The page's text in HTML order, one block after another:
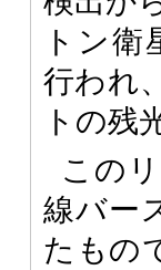
トン
行われ
トの残
この
線バー
たもの